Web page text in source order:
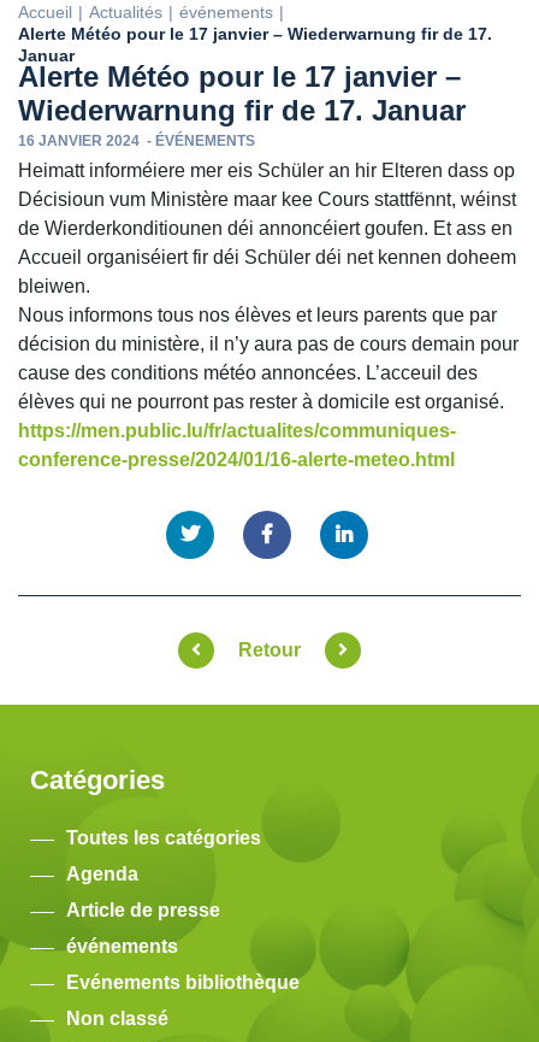
Accueil Actualités
événements
Alerte Météo pour le 17 janvier – Wiederwarnung fir de 17.
Januar
Alerte Météo pour le 17 janvier –
Wiederwarnung fir de 17. Januar
16 JANVIER 2024 - ÉVÉNEMENTS
Heimatt informéiere mer eis Schüler an hir Elteren dass op
Décisioun vum Ministère maar kee Cours stattfënnt, wéinst
de Wierderkonditiounen déi annoncéiert goufen. Et ass en
Accueil organiséiert fir déi Schüler déi net kennen doheem
bleiwen.
Nous informons tous nos élèves et leurs parents que par
décision du ministère, il n’y aura pas de cours demain pour
cause des conditions météo annoncées. L’acceuil des
élèves qui ne pourront pas rester à domicile est organisé.
https://men.public.lu/fr/actualites/communiques-
conference-presse/2024/01/16-alerte-meteo.html
Retour
Catégories
Toutes les catégories
Agenda
Article de presse
événements
Evénements bibliothèque
Non classé